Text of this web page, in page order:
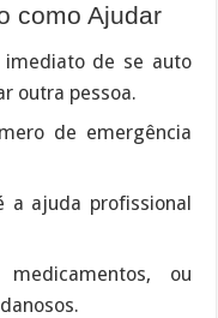
como Ajudar
imediato de se auto
outra pessoa.
de emergência
a ajuda profissional
ou